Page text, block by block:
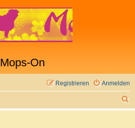
Mops-On
Anmelden
Registrieren
u